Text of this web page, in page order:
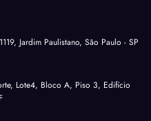
Jardim Paulistano, São Paulo - SP
Lote4, Bloco A, Piso 3, Edifício